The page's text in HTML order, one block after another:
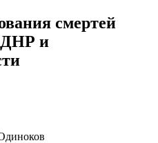
смертей
ДНР и